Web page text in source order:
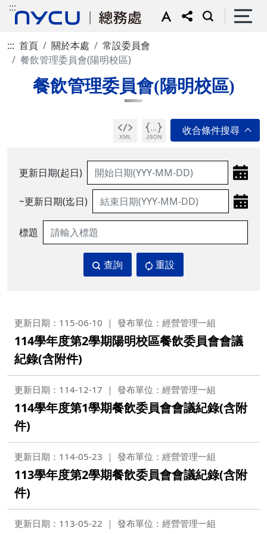
:::
::: 首頁 關於本處
常設委員會
餐飲管理委員會(陽明校區)
餐飲管理委員會(陽明校區)
更新日期(起日)
~更新日期(迄日)
標題
查詢 重設
更新日期：115-06-10 發布單位：經營管理一組
114學年度第2學期陽明校區餐飲委員會會議
紀錄(含附件)
更新日期：114-12-17 發布單位：經營管理一組
114學年度第1學期餐飲委員會會議紀錄(含附
件)
更新日期：114-05-23 發布單位：經營管理一組
113學年度第2學期餐飲委員會會議紀錄(含附
件)
更新日期：113-05-22 發布單位：經營管理一組